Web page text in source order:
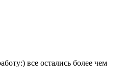
все остались более чем